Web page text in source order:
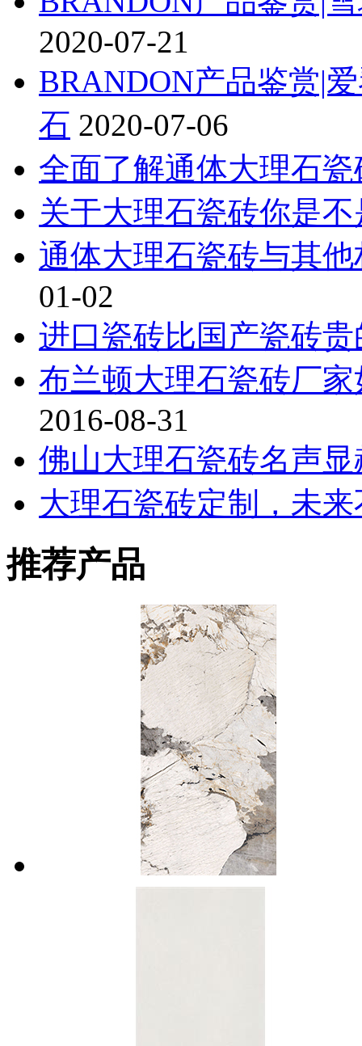
2020-07-21
BRANDON产品鉴赏|
石 2020-07-06
全面了解通体大理石瓷
关于大理石瓷砖你是
通体大理石瓷砖与其
01-02
进口瓷砖比国产瓷砖
布兰顿大理石瓷砖厂
2016-08-31
佛山大理石瓷砖名声
大理石瓷砖定制，未
推荐产品